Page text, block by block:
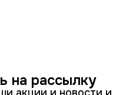
на рассылку
акции и новости и